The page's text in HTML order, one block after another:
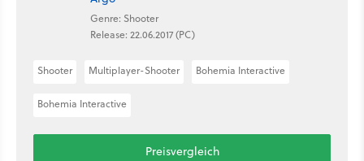
Genre: Shooter
Release: 22.06.2017 (PC)
Shooter Multiplayer-Shooter Bohemia Interactive
Bohemia Interactive
Preisvergleich